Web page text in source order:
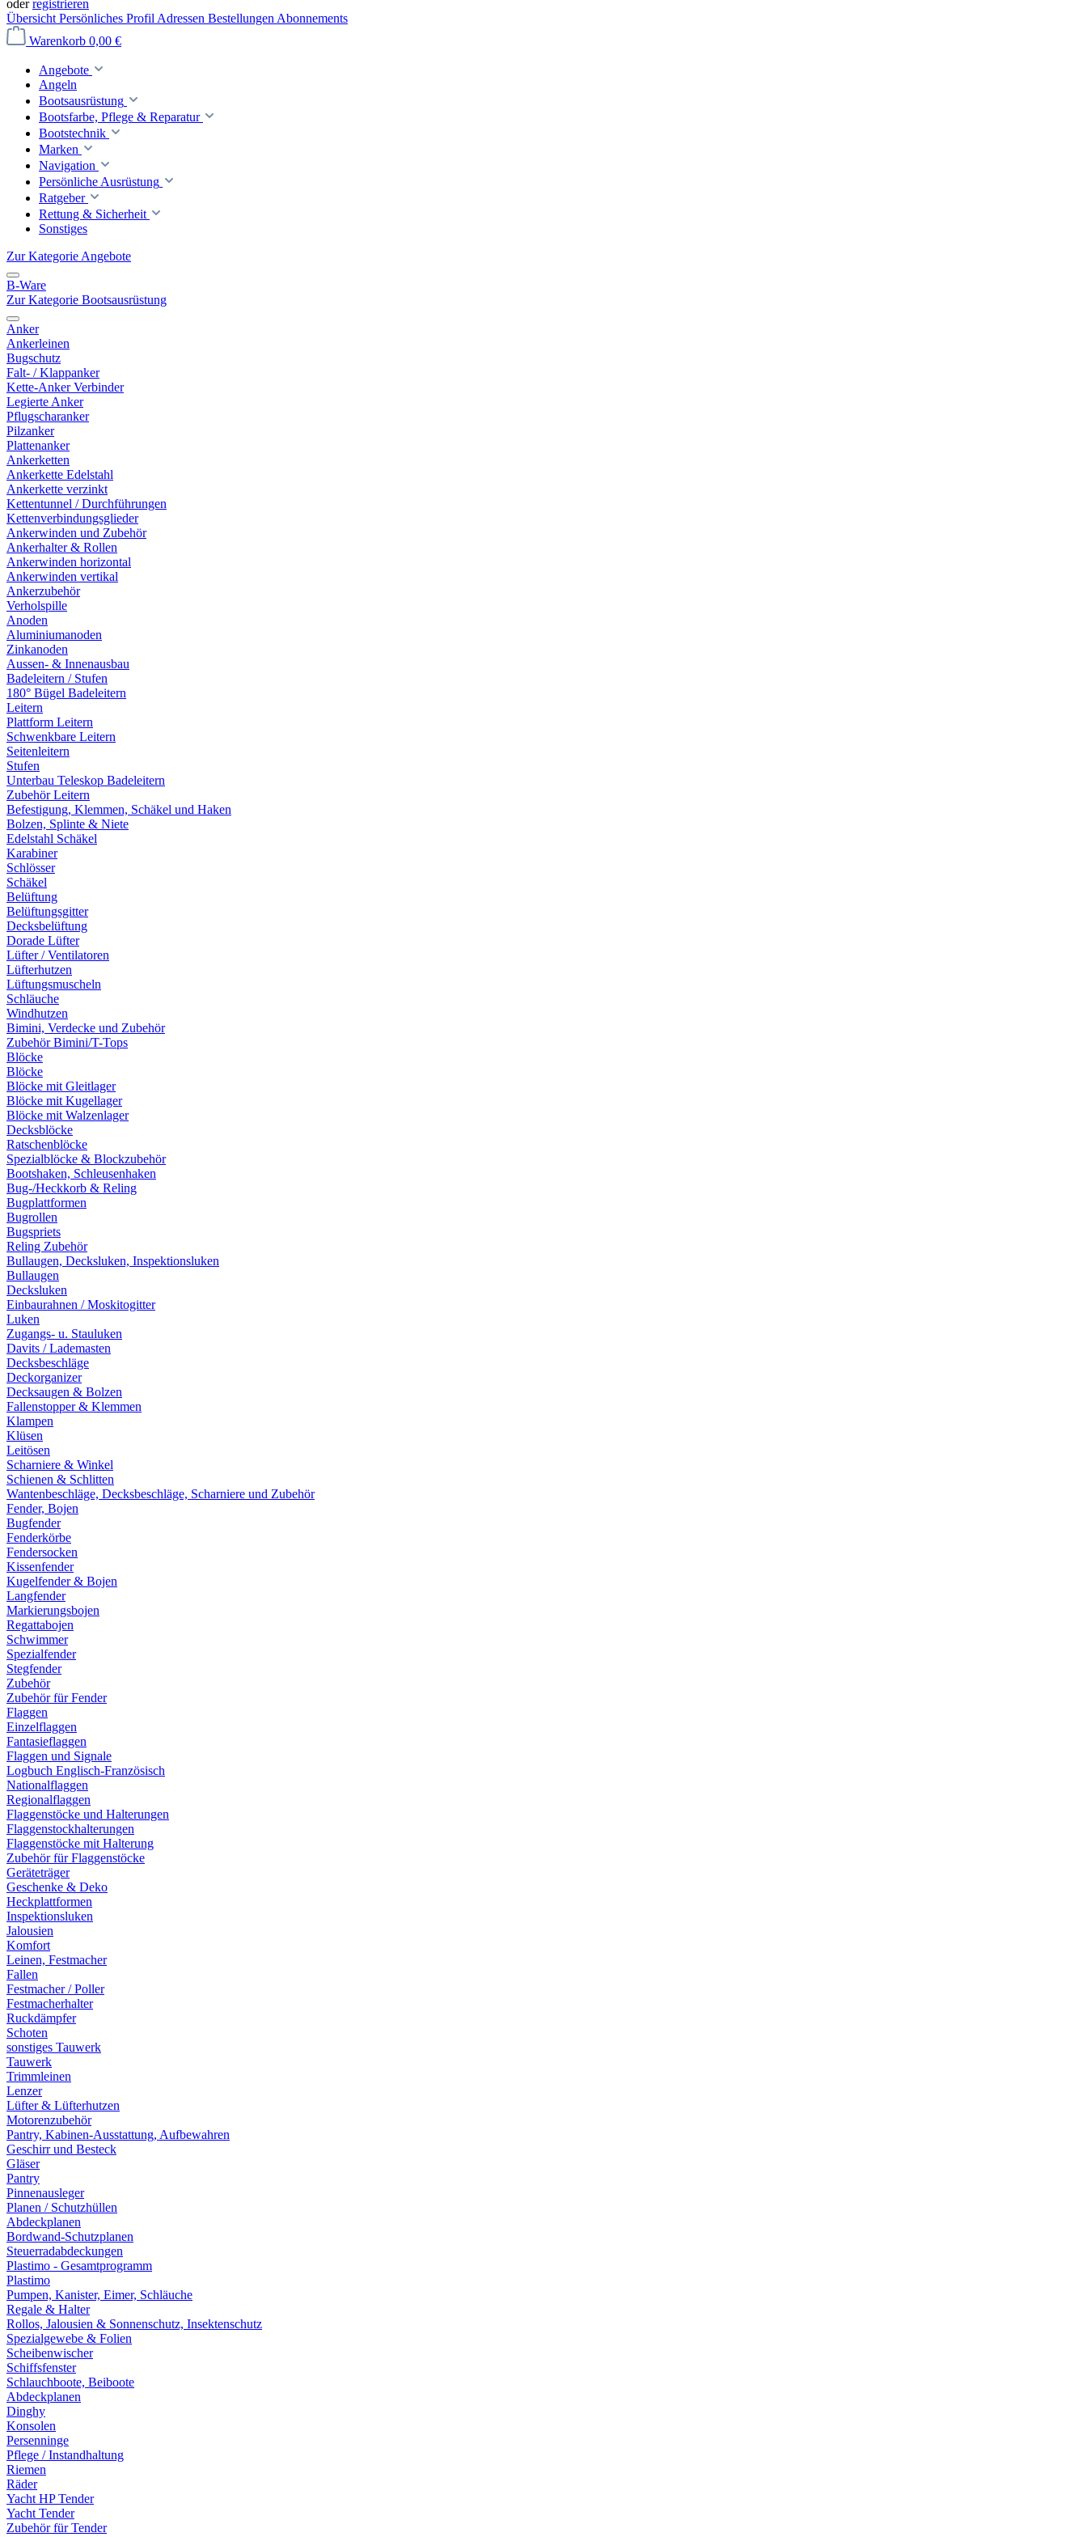
oderregistrieren
Übersicht Persönliches Profil Adressen Bestellungen Abonnements
Warenkorb 0,00 €
Angebote
Angeln
Bootsausrüstung
Bootsfarbe, Pflege & Reparatur
Bootstechnik
Marken
Navigation
Persönliche Ausrüstung
Ratgeber
Rettung & Sicherheit
Sonstiges
Zur Kategorie Angebote
B-Ware
Zur Kategorie Bootsausrüstung
Anker
Ankerleinen
Bugschutz
Falt- / Klappanker
Kette-Anker Verbinder
Legierte Anker
Pflugscharanker
Pilzanker
Plattenanker
Ankerketten
Ankerkette Edelstahl
Ankerkette verzinkt
Kettentunnel / Durchführungen
Kettenverbindungsglieder
Ankerwinden und Zubehör
Ankerhalter & Rollen
Ankerwinden horizontal
Ankerwinden vertikal
Ankerzubehör
Verholspille
Anoden
Aluminiumanoden
Zinkanoden
Aussen- & Innenausbau
Badeleitern / Stufen
180° Bügel Badeleitern
Leitern
Plattform Leitern
Schwenkbare Leitern
Seitenleitern
Stufen
Unterbau Teleskop Badeleitern
Zubehör Leitern
Befestigung, Klemmen, Schäkel und Haken
Bolzen, Splinte & Niete
Edelstahl Schäkel
Karabiner
Schlösser
Schäkel
Belüftung
Belüftungsgitter
Decksbelüftung
Dorade Lüfter
Lüfter / Ventilatoren
Lüfterhutzen
Lüftungsmuscheln
Schläuche
Windhutzen
Bimini, Verdecke und Zubehör
Zubehör Bimini/T-Tops
Blöcke
Blöcke
Blöcke mit Gleitlager
Blöcke mit Kugellager
Blöcke mit Walzenlager
Decksblöcke
Ratschenblöcke
Spezialblöcke & Blockzubehör
Bootshaken, Schleusenhaken
Bug-/Heckkorb & Reling
Bugplattformen
Bugrollen
Bugspriets
Reling Zubehör
Bullaugen, Decksluken, Inspektionsluken
Bullaugen
Decksluken
Einbaurahnen / Moskitogitter
Luken
Zugangs- u. Stauluken
Davits / Lademasten
Decksbeschläge
Deckorganizer
Decksaugen & Bolzen
Fallenstopper & Klemmen
Klampen
Klüsen
Leitösen
Scharniere & Winkel
Schienen & Schlitten
Wantenbeschläge, Decksbeschläge, Scharniere und Zubehör
Fender, Bojen
Bugfender
Fenderkörbe
Fendersocken
Kissenfender
Kugelfender & Bojen
Langfender
Markierungsbojen
Regattabojen
Schwimmer
Spezialfender
Stegfender
Zubehör
Zubehör für Fender
Flaggen
Einzelflaggen
Fantasieflaggen
Flaggen und Signale
Logbuch Englisch-Französisch
Nationalflaggen
Regionalflaggen
Flaggenstöcke und Halterungen
Flaggenstockhalterungen
Flaggenstöcke mit Halterung
Zubehör für Flaggenstöcke
Geräteträger
Geschenke & Deko
Heckplattformen
Inspektionsluken
Jalousien
Komfort
Leinen, Festmacher
Fallen
Festmacher / Poller
Festmacherhalter
Ruckdämpfer
Schoten
sonstiges Tauwerk
Tauwerk
Trimmleinen
Lenzer
Lüfter & Lüfterhutzen
Motorenzubehör
Pantry, Kabinen-Ausstattung, Aufbewahren
Geschirr und Besteck
Gläser
Pantry
Pinnenausleger
Planen / Schutzhüllen
Abdeckplanen
Bordwand-Schutzplanen
Steuerradabdeckungen
Plastimo - Gesamtprogramm
Plastimo
Pumpen, Kanister, Eimer, Schläuche
Regale & Halter
Rollos, Jalousien & Sonnenschutz, Insektenschutz
Spezialgewebe & Folien
Scheibenwischer
Schiffsfenster
Schlauchboote, Beiboote
Abdeckplanen
Dinghy
Konsolen
Persenninge
Pflege / Instandhaltung
Riemen
Räder
Yacht HP Tender
Yacht Tender
Zubehör für Tender